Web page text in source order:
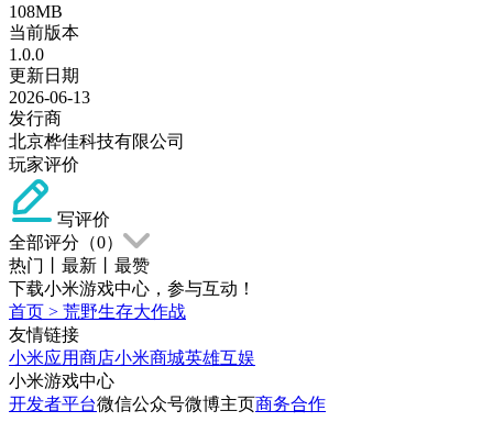
108MB
当前版本
1.0.0
更新日期
2026-06-13
发行商
北京桦佳科技有限公司
玩家评价
写评价
全部评分（0）
热门
最新
最赞
下载小米游戏中心，参与互动！
首页 > 荒野生存大作战
友情链接
小米应用商店小米商城英雄互娱
小米游戏中心
开发者平台微信公众号微博主页商务合作